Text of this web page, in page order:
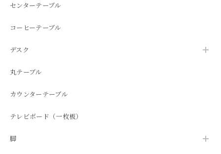
センターテーブル
コーヒーテーブル
デスク
丸テーブル
カウンターテーブル
テレビボード（一枚板）
脚